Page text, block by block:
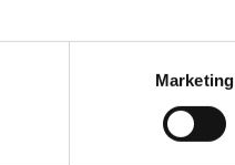
Marketing
Onze medewerkers helpen je